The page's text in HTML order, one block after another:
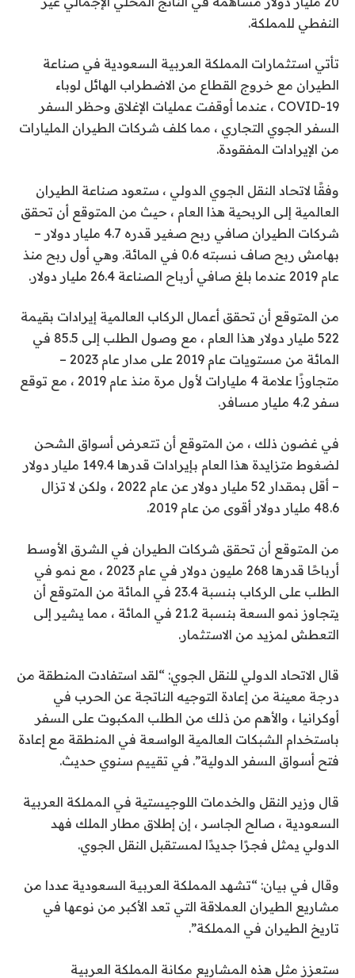
النفطي للمملكة.
تأتي استثمارات المملكة العربية السعودية في صناعة
الطيران مع خروج القطاع من الاضطراب الهائل لوباء
COVID-19 ، عندما أوقفت عمليات الإغلاق وحظر السفر
السفر الجوي التجاري ، مما كلف شركات الطيران المليارات
من الإيرادات المفقودة.
وفقًا لاتحاد النقل الجوي الدولي ، ستعود صناعة الطيران
العالمية إلى الربحية هذا العام ، حيث من المتوقع أن تحقق
شركات الطيران صافي ربح صغير قدره 4.7 مليار دولار –
بهامش ربح صاف نسبته 0.6 في المائة. وهي أول ربح منذ
عام 2019 عندما بلغ صافي أرباح الصناعة 26.4 مليار دولار.
من المتوقع أن تحقق أعمال الركاب العالمية إيرادات بقيمة
522 مليار دولار هذا العام ، مع وصول الطلب إلى 85.5 في
المائة من مستويات عام 2019 على مدار عام 2023 –
متجاوزًا علامة 4 مليارات لأول مرة منذ عام 2019 ، مع توقع
سفر 4.2 مليار مسافر.
في غضون ذلك ، من المتوقع أن تتعرض أسواق الشحن
لضغوط متزايدة هذا العام بإيرادات قدرها 149.4 مليار دولار
– أقل بمقدار 52 مليار دولار عن عام 2022 ، ولكن لا تزال
48.6 مليار دولار أقوى من عام 2019.
من المتوقع أن تحقق شركات الطيران في الشرق الأوسط
أرباحًا قدرها 268 مليون دولار في عام 2023 ، مع نمو في
الطلب على الركاب بنسبة 23.4 في المائة من المتوقع أن
يتجاوز نمو السعة بنسبة 21.2 في المائة ، مما يشير إلى
التعطش لمزيد من الاستثمار.
قال الاتحاد الدولي للنقل الجوي: “لقد استفادت المنطقة من
درجة معينة من إعادة التوجيه الناتجة عن الحرب في
أوكرانيا ، والأهم من ذلك من الطلب المكبوت على السفر
باستخدام الشبكات العالمية الواسعة في المنطقة مع إعادة
فتح أسواق السفر الدولية”. في تقييم سنوي حديث.
قال وزير النقل والخدمات اللوجيستية في المملكة العربية
السعودية ، صالح الجاسر ، إن إطلاق مطار الملك فهد
الدولي يمثل فجرًا جديدًا لمستقبل النقل الجوي.
وقال في بيان: “تشهد المملكة العربية السعودية عددا من
مشاريع الطيران العملاقة التي تعد الأكبر من نوعها في
تاريخ الطيران في المملكة”.
ستعزز مثل هذه المشاريع مكانة المملكة العربية